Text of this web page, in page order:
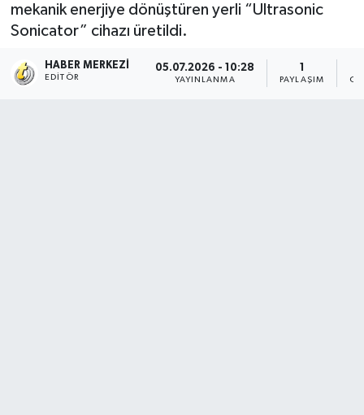
mekanik enerjiye dönüştüren yerli “Ultrasonic
Sonicator” cihazı üretildi.
HABER MERKEZI
EDITÖR
05.07.2026 - 10:28
YAYINLANMA
1
PAYLAŞIM